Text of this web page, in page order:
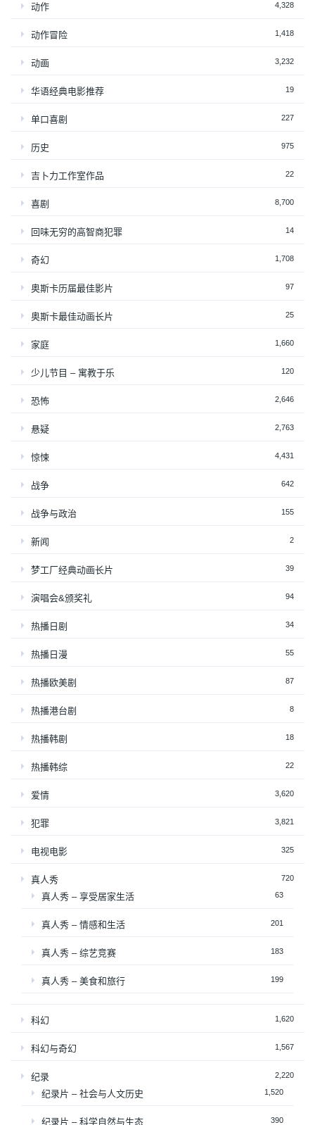
动作 4,328
动作冒险 1,418
动画 3,232
华语经典电影推荐 19
单口喜剧 227
历史 975
吉卜力工作室作品 22
喜剧 8,700
回味无穷的高智商犯罪 14
奇幻 1,708
奥斯卡历届最佳影片 97
奥斯卡最佳动画长片 25
家庭 1,660
少儿节目 – 寓教于乐 120
恐怖 2,646
悬疑 2,763
惊悚 4,431
战争 642
战争与政治 155
新闻 2
梦工厂经典动画长片 39
演唱会&颁奖礼 94
热播日剧 34
热播日漫 55
热播欧美剧 87
热播港台剧 8
热播韩剧 18
热播韩综 22
爱情 3,620
犯罪 3,821
电视电影 325
真人秀 720
真人秀 – 享受居家生活 63
真人秀 – 情感和生活 201
真人秀 – 综艺竞赛 183
真人秀 – 美食和旅行 199
科幻 1,620
科幻与奇幻 1,567
纪录 2,220
纪录片 – 社会与人文历史 1,520
纪录片 – 科学自然与生态 390